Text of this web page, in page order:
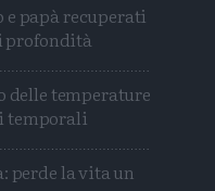
papà recuperati
profondità
delle temperature
temporali
perde la vita un